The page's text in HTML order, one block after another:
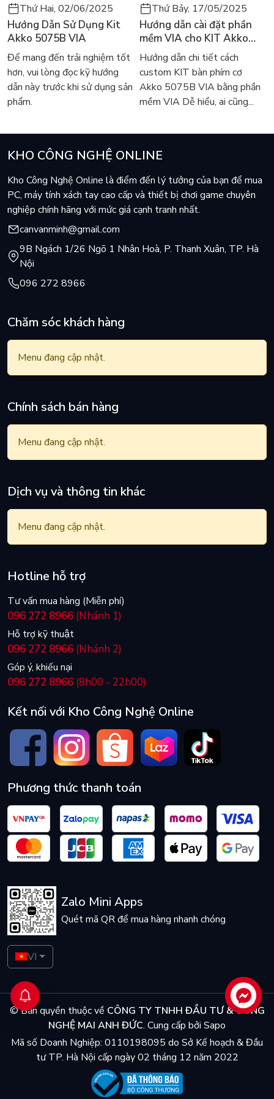
Thứ Hai, 02/06/2025
Hướng Dẫn Sử Dụng Kit
Akko 5075B VIA
Để mang đến trải nghiệm tốt
hơn, vui lòng đọc kỹ hướng
dẫn này trước khi sử dụng sản
phẩm.
Thứ Bảy, 17/05/2025
Hướng dẫn cài đặt phần
mềm VIA cho KIT Akko
5075B VIA
Hướng dẫn chi tiết cách
custom KIT bàn phím cơ
Akko 5075B VIA bằng phần
mềm VIA Dễ hiểu, ai cũng...
KHO CÔNG NGHỆ ONLINE
Kho Công Nghệ Online là điểm đến lý tưởng của bạn để mua
PC, máy tính xách tay cao cấp và thiết bị chơi game chuyên
nghiệp chính hãng với mức giá cạnh tranh nhất.
canvanminh@gmail.com
9B Ngách 1/26 Ngõ 1 Nhân Hoà, P. Thanh Xuân, TP. Hà
Nội
096 272 8966
Chăm sóc khách hàng
Menu đang cập nhật.
Chính sách bán hàng
Menu đang cập nhật.
Dịch vụ và thông tin khác
Menu đang cập nhật.
Hotline hỗ trợ
Tư vấn mua hàng (Miễn phí)
096 272 8966 (Nhánh 1)
Hỗ trợ kỹ thuật
096 272 8966 (Nhánh 2)
Góp ý, khiếu nại
096 272 8966 (8h00 - 22h00)
Kết nối với Kho Công Nghệ Online
Phương thức thanh toán
Zalo Mini Apps
Quét mã QR để mua hàng nhanh chóng
VI
© Bản quyền thuộc về CÔNG TY TNHH ĐẦU TƯ & CÔNG
NGHỆ MAI ANH ĐỨC. Cung cấp bởi Sapo
Mã số Doanh Nghiệp: 0110198095 do Sở Kế hoạch & Đầu
tư TP. Hà Nội cấp ngày 02 tháng 12 năm 2022
Liên hệ